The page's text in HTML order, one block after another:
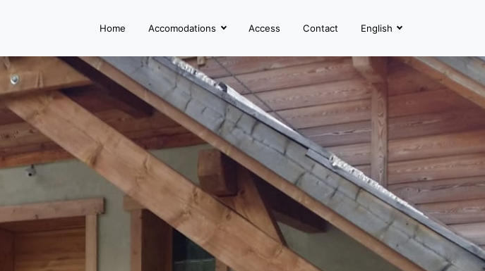
Home Accomodations Access Contact English